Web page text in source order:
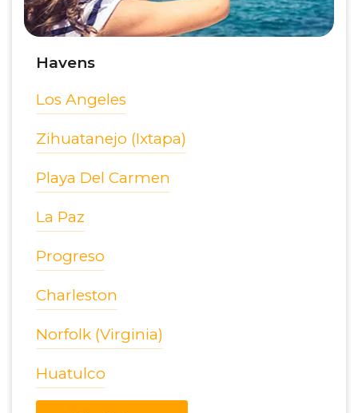
Havens
Los Angeles
Zihuatanejo (Ixtapa)
Playa Del Carmen
La Paz
Progreso
Charleston
Norfolk (Virginia)
Huatulco